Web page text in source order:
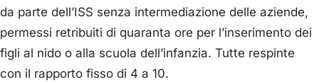
da parte dell’ISS senza intermediazione delle aziende,
permessi retribuiti di quaranta ore per l’inserimento dei
figli al nido o alla scuola dell’infanzia. Tutte respinte
con il rapporto fisso di 4 a 10.